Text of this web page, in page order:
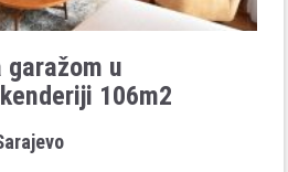
garažom u
106m2